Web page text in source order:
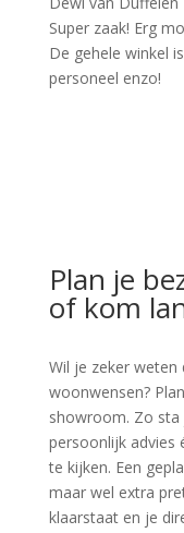
Super zaak! Erg
De gehele winkel
personeel enzo!
Plan je
of kom
Wil je zeker
woonwensen?
showroom. Zo
persoonlijk advies
te kijken. Een
maar wel extra
klaarstaat en je